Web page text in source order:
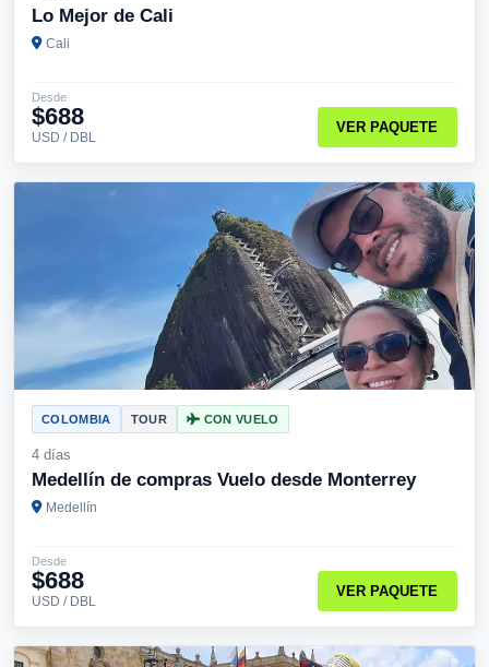
Lo Mejor de Cali
Cali
Desde
$688
USD / DBL
VER PAQUETE
COLOMBIA TOUR CON VUELO
4 días
Medellín de compras Vuelo desde Monterrey
Medellín
Desde
$688
USD / DBL
VER PAQUETE